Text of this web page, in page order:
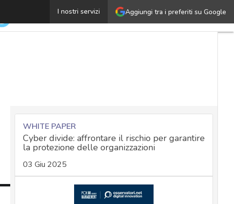
Aggiungi tra i preferiti su Google
I nostri servizi
Governance dei dati: perché CDO e CIO convergono
WHITE PAPER
Cyber divide: affrontare il rischio per garantire
la protezione delle organizzazioni
03 Giu 2025